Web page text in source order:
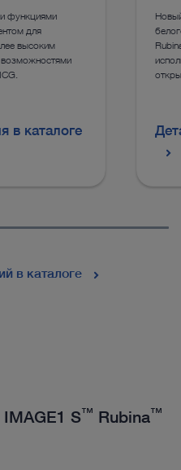
функциями
для
высоким
в каталоге
в каталоге
S™ Rubina™